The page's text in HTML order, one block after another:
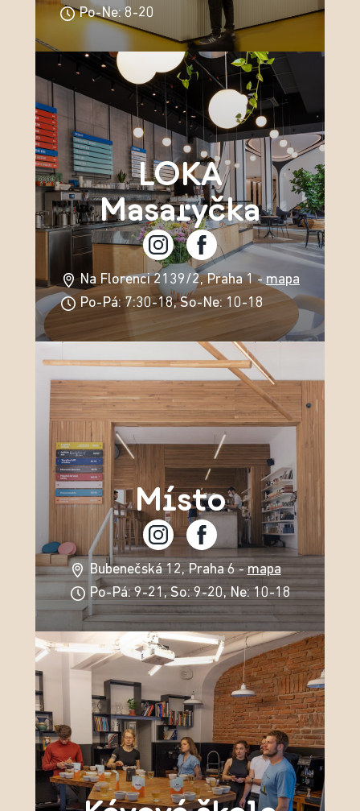
Po-Ne: 8-20
LOKA
Masaryčka
Na Florenci 2139/2, Praha 1 - mapa
Po-Pá: 7:30-18, So-Ne: 10-18
Místo
Bubenečská 12, Praha 6 - mapa
Po-Pá: 9-21, So: 9-20, Ne: 10-18